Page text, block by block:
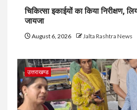
चिकित्सा इकाईयों का किया निरीक्षण,
जायजा
August 6, 2026 Jalta Rashtra News
उत्तराखण्ड